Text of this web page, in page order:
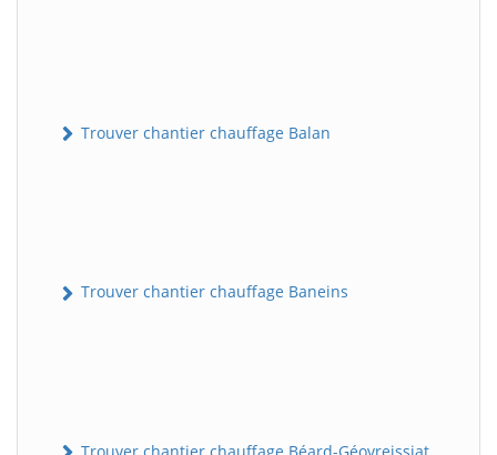
Trouver chantier chauffage Balan
Trouver chantier chauffage Baneins
Trouver chantier chauffage Béard-Géovreissiat